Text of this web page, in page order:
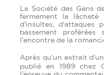
La Société des Gens
fermement la lâcheté
d'insultes, d'attaques
bassement
l'encontre de la
Après qu'un extrait d'un
publié en 1989 chez